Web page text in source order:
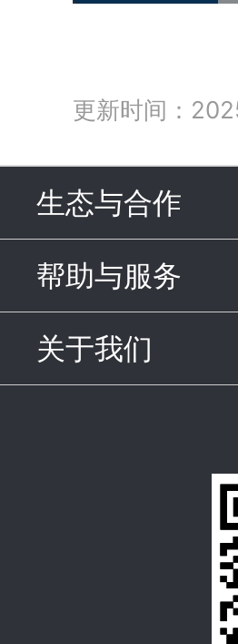
更新时间：
生态与合作
帮助与服务
关于我们